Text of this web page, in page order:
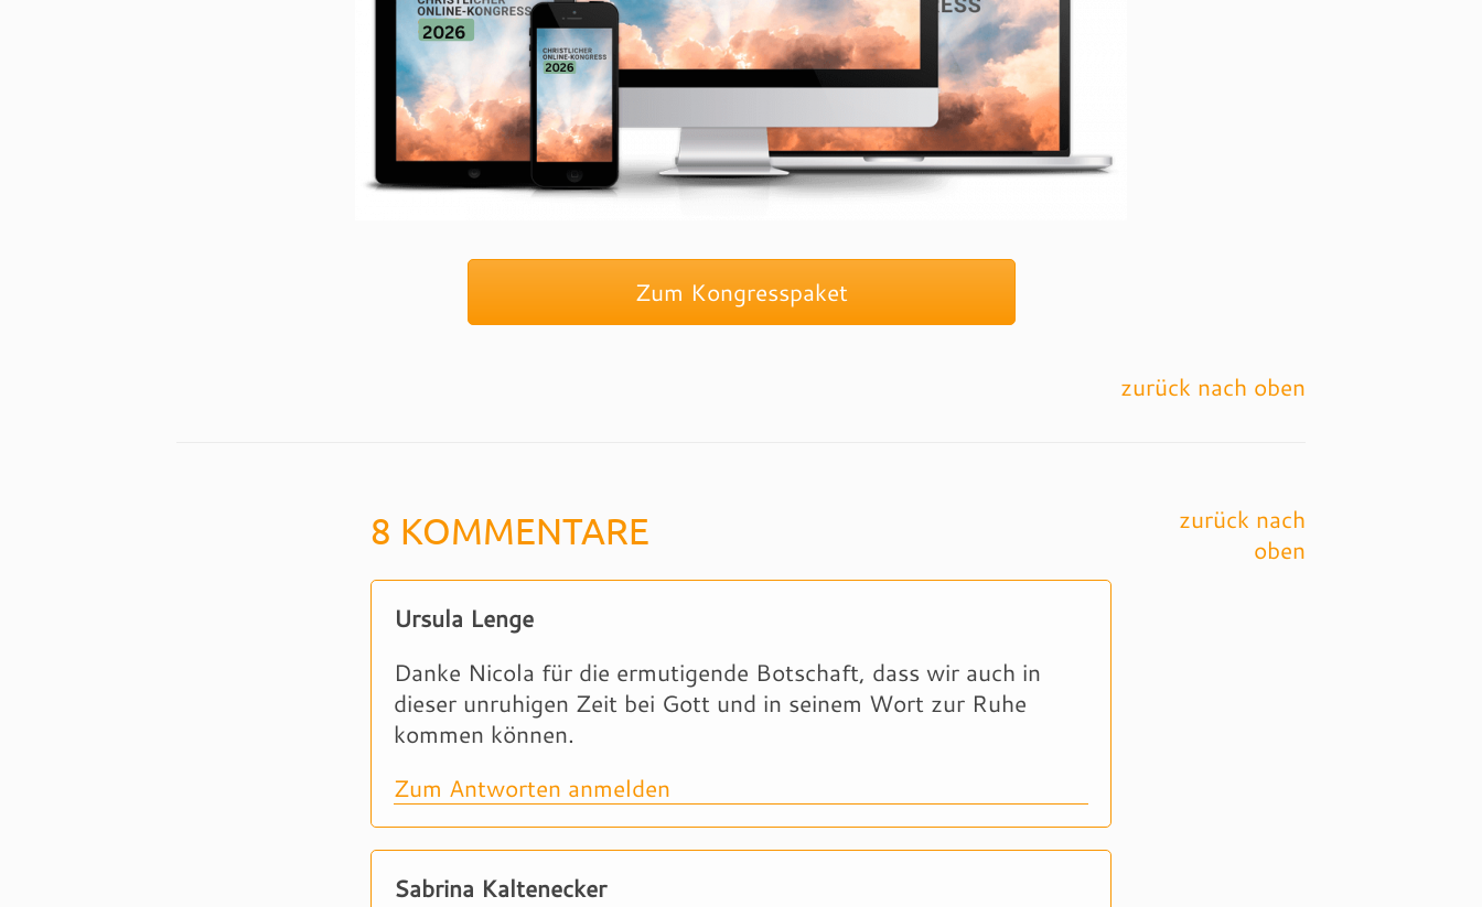
Zum Kongresspaket
zurück nach oben
8 KOMMENTARE
Ursula Lenge
Danke Nicola für die ermutigende Botschaft, dass wir auch in
dieser unruhigen Zeit bei Gott und in seinem Wort zur Ruhe
kommen können.
Zum Antworten anmelden
Sabrina Kaltenecker
zurück nach
oben